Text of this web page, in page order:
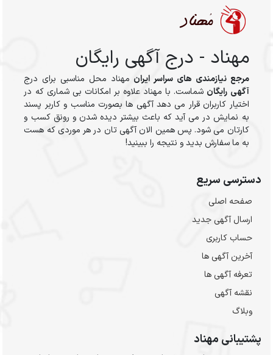
مهناد - درج آگهی رایگان
مرجع نیازمندی های سراسر ایران مهناد محل مناسبی برای درج
آگهی رایگان شماست. با مهناد علاوه بر امکانات بی شماری که در
اختیار کاربران قرار می دهد آگهی ها بصورت مناسب و کاربر پسند
به نمایش در می آید که باعث بیشتر دیده شدن و رونق کسب و
کارتان می شود. پس همین الان آگهی تان در هر موردی که هست
به ما سفارش بدید و نتیجه را ببینید!
دسترسی سریع
صفحه اصلی
ارسال‌ آگهی جدید
حساب کاربری
آخرین آگهی ها
تعرفه آگهی ها
نقشه آگهی
وبلاگ
پشتیبانی مهناد